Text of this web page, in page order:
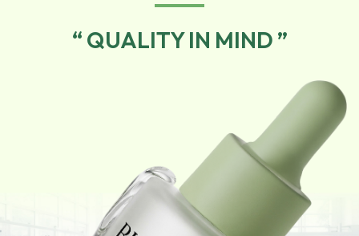
“ QUALITY IN MIND ”